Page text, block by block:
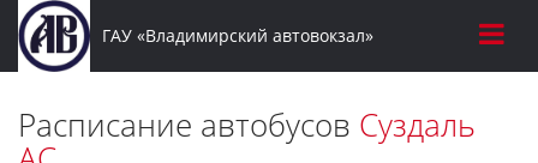
ГАУ «Владимирский автовокзал»
Расписание автобусов Суздаль